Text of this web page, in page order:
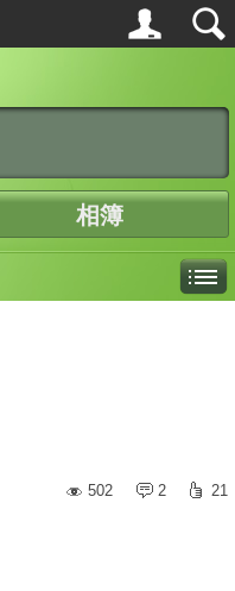
相簿
502
2 21